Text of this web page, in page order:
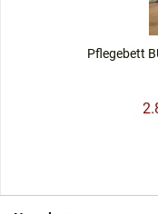
Pflegebett